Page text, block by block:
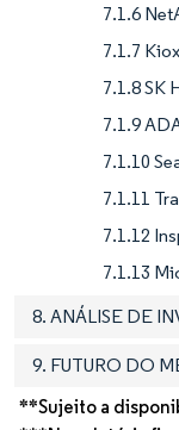
7.1.6
7.1.7
7.1.8 SK
7.1.9
7.1.10
7.1.11
7.1.12
7.1.13
8. ANÁLISE DE
9. FUTURO DO
**Sujeito a